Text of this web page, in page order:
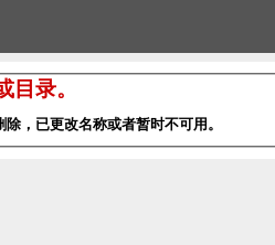
目录。
，已更改名称或者暂时不可用。